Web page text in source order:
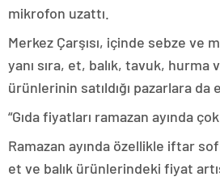
mikrofon uzattı.
Merkez Çarşısı, içinde sebze ve
yanı sıra, et, balık, tavuk, hurma
ürünlerinin satıldığı pazarlara da
“Gıda fiyatları ramazan ayında
Ramazan ayında özellikle iftar
et ve balık ürünlerindeki fiyat